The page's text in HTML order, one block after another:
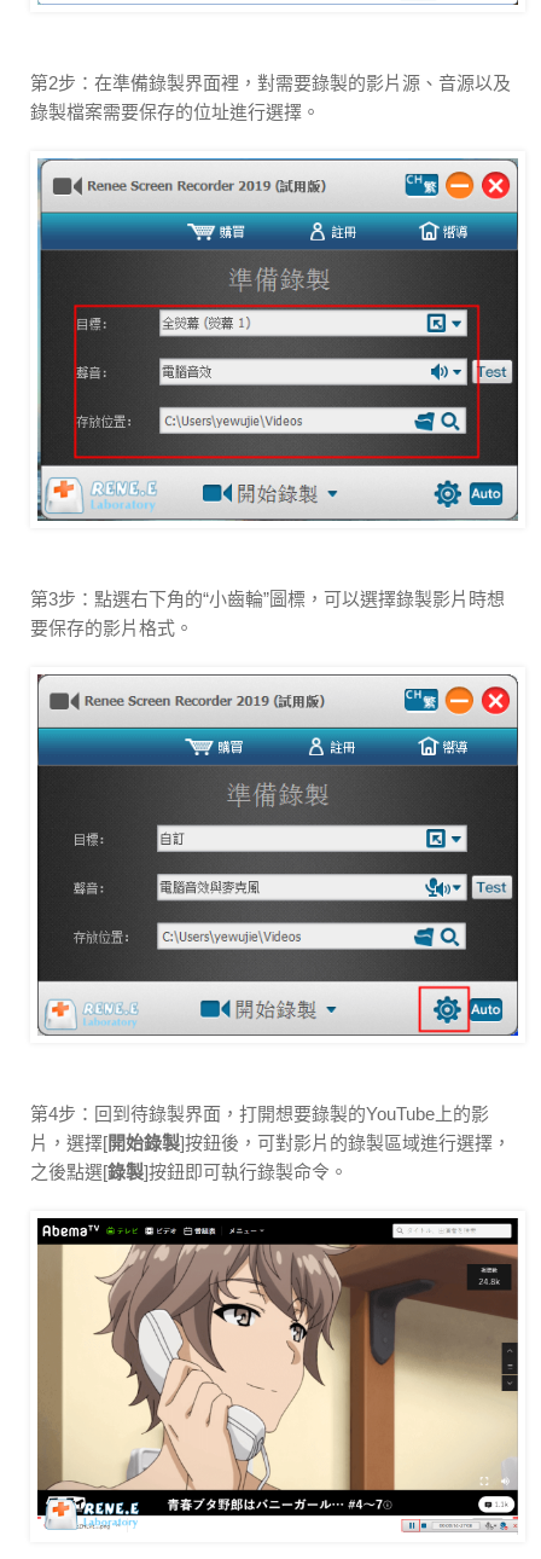
第2步：在準備錄製界面裡，對需要錄製的影片源、音源以及
錄製檔案需要保存的位址進行選擇。
第3步：點選右下角的“小齒輪”圖標，可以選擇錄製影片時想
要保存的影片格式。
第4步：回到待錄製界面，打開想要錄製的YouTube上的影
片，選擇[開始錄製]按鈕後，可對影片的錄製區域進行選擇，
之後點選[錄製]按鈕即可執行錄製命令。